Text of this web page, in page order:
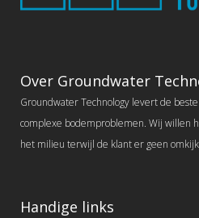
Over Groundwater
Groundwater Technology levert de
complexe bodemproblemen. Wij willen
het milieu terwijl de klant er geen
Handige links